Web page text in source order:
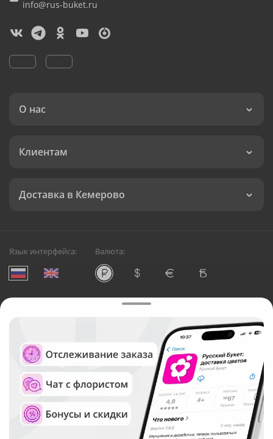
info@rus-buket.ru
О нас
Клиентам
Доставка в Кемерово
Язык интерфейса: Валюта:
Служба круглосуточной доставки цветов в Кемерово
Русский Букет, 2026
Общество с ограниченной ответственностью «Технология»
ОГРН: 1195476081745, ИНН: 5410081997
Юридический адрес: г. Новосибирск, ул. Ипподромская,
д.42, оф. 3
Рейтинг Русского букета